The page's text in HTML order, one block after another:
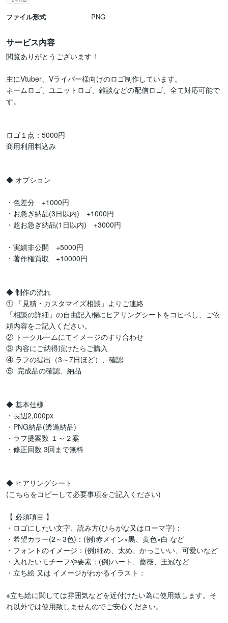
ファイル形式 PNG
サービス内容
閲覧ありがとうございます！
主にVtuber、Vライバー様向けのロゴ制作しています。
ネームロゴ、ユニットロゴ、雑談などの配信ロゴ、全て対応可能で
す。
ロゴ１点：5000円
商用利用料込み
◆ オプション
・色差分　+1000円
・お急ぎ納品(3日以内)　+1000円
・超お急ぎ納品(1日以内)　+3000円
・実績非公開　+5000円
・著作権買取　+10000円
◆ 制作の流れ
① 「見積・カスタマイズ相談」よりご連絡
「相談の詳細」の自由記入欄にヒアリングシートをコピペし、ご依
頼内容をご記入ください。
② トークルームにてイメージのすり合わせ
③ 内容にご納得頂けたらご購入
④ ラフの提出（3～7日ほど）、確認
⑤  完成品の確認、納品
◆ 基本仕様
・長辺2,000px
・PNG納品(透過納品)
・ラフ提案数 １～２案
・修正回数 3回まで無料
◆ ヒアリングシート
(こちらをコピーして必要事項をご記入ください)
【 必須項目 】
・ロゴにしたい文字、読み方(ひらがな又はローマ字)：
・希望カラー(2～3色)：(例)赤メイン×黒、黄色×白 など
・フォントのイメージ：(例)細め、太め、かっこいい、可愛いなど
・入れたいモチーフや要素：(例)ハート、薔薇、王冠など
・立ち絵 又は イメージがわかるイラスト：
※立ち絵に関しては雰囲気などを近付けたい為に使用致します。そ
れ以外では使用致しませんのでご安心ください。